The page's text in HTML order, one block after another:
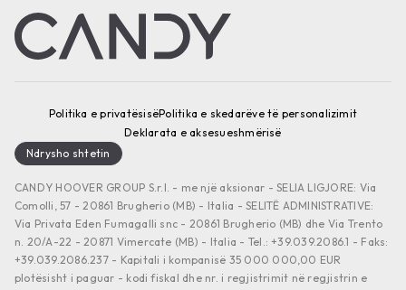
CANDY HOOVER GROUP S.r.I. - me një aksionar - SELIA LIGJORE: Via
Comolli, 57 - 20861 Brugherio (MB) - Italia - SELITË ADMINISTRATIVE:
Via Privata Eden Fumagalli snc - 20861 Brugherio (MB) dhe Via Trento
n. 20/A-22 - 20871 Vimercate (MB) - Italia - Tel.: +39.039.2086.1 - Faks:
+39.039.2086.237 - Kapitali i kompanisë 35 000 000,00 EUR
plotësisht i paguar - kodi fiskal dhe nr. i regjistrimit në regjistrin e
Politika e privatësisëPolitika e skedarëve të personalizimit
Deklarata e aksesueshmërisë
Ndrysho shtetin